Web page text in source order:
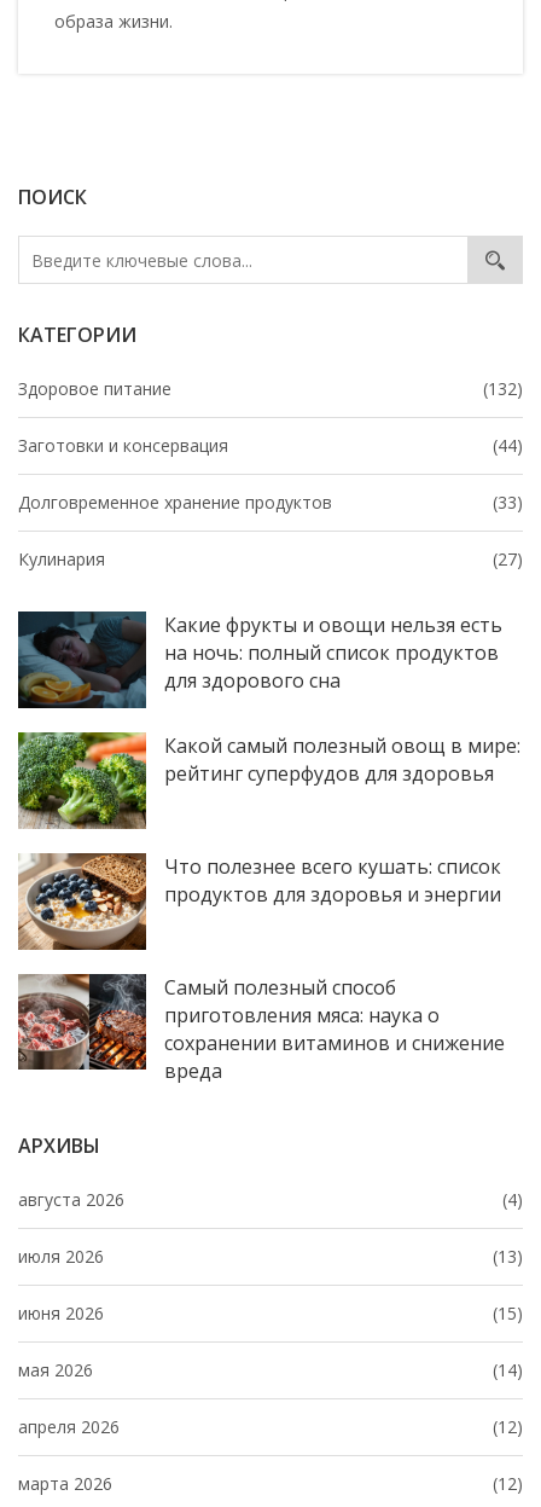
ПОИСК
КАТЕГОРИИ
Здоровое питание (132)
Заготовки и консервация (44)
Долговременное хранение продуктов (33)
Кулинария (27)
Какие фрукты и овощи нельзя есть
на ночь: полный список продуктов
для здорового сна
Какой самый полезный овощ в мире:
рейтинг суперфудов для здоровья
Что полезнее всего кушать: список
продуктов для здоровья и энергии
Самый полезный способ
приготовления мяса: наука о
сохранении витаминов и снижение
вреда
АРХИВЫ
августа 2026 (4)
июля 2026 (13)
июня 2026 (15)
мая 2026 (14)
апреля 2026 (12)
марта 2026 (12)
образа жизни.